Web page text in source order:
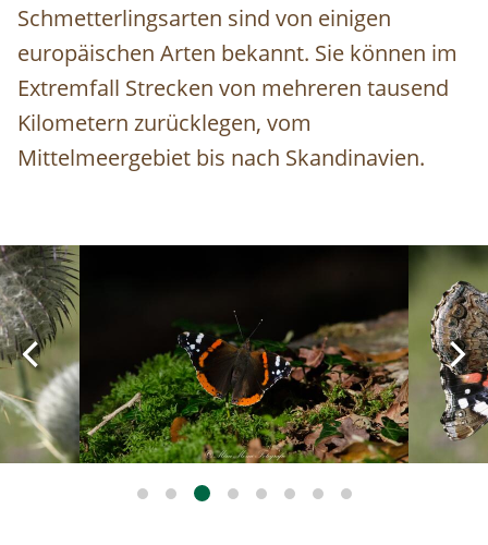
Schmetterlingsarten sind von einigen
europäischen Arten bekannt. Sie können im
Extremfall Strecken von mehreren tausend
Kilometern zurücklegen, vom
Mittelmeergebiet bis nach Skandinavien.
Image